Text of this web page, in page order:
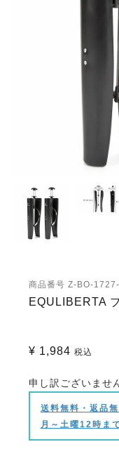
商品番号 Z-BO-
EQULIBERTA
¥ 1,984 税込
申し訳ございませ
送料無料・返品
月～土曜12時ま